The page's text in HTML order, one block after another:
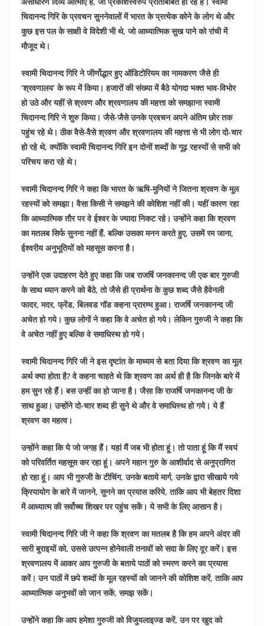
चिदानन्द गिरि के प्रवचन सुननेवालों में भारत के प्रत्येक कोने के लोग थे और
कुछ इस पल के साक्षी वे विदेशी भी थे, जो आध्यात्मिक सुख पाने को रांची में
मौजूद थे।
स्वामी चिदानन्द गिरि ने जीर्णोद्धार हुए ऑडिटोरियम का नामकरण जैसे ही
‘श्रवणालय’ के रूप में किया। हजारों की संख्या में बैठे योगदा भक्त भाव-विभोर
हो उठे और यहीं से श्रवण और श्रवणालय की महत्ता को समझाना स्वामी
चिदानन्द गिरि ने शुरु किया। जैसे-जैसे उनके प्रवचन अपने अंतिम छोर तक
पहुंच रहे थे। ठीक वैसे-वैसे श्रवण और श्रवणालय की महत्ता से भी लोग दो-चार
हो रहे थे, क्योंकि स्वामी चिदानन्द गिरि इन दोनों शब्दों के गूढ़ रहस्यों से सभी को
परिचय करा रहे थे।
स्वामी चिदानन्द गिरि ने कहा कि भारत के ऋषि-मुनियों ने जितना श्रवण के मूल
रहस्यों को समझा। वैसा किसी ने समझने की कोशिश नहीं की। यहीं कारण रहा
कि आध्यात्मिक तौर पर वे ईश्वर के ज्यादा निकट रहे। उन्होंने कहा कि श्रवण
का मतलब सिर्फ सुनना नहीं हैं, बल्कि उसका मनन करते हुए, उसमें रम जाना,
ईश्वरीय अनुभूतियों को महसूस करना है।
उन्होंने एक उदाहरण देते हुए कहा कि जब राजर्षि जनकानन्द जी एक बार गुरुजी
के साथ ध्यान करने को बैठे, तो जैसे ही प्रार्थना के कुछ शब्द जैसे हैवेनली
फादर, मदर, फ्रेंड, बिलवड गॉड कहना प्रारम्भ हुआ। राजर्षि जनकानन्द जी
अचेत हो गये। कुछ लोगों ने कहा कि वे अचेत हो गये। लेकिन गुरुजी ने कहा कि
वे अचेत नहीं हुए बल्कि वे समाधिस्थ हो गये।
स्वामी चिदानन्द गिरि जी ने इस दृष्टांत के माध्यम से बता दिया कि श्रवण का मूल
अर्थ क्या होता है? वे कहना चाहते थे कि श्रवण का अर्थ ही है कि जिनके बारे में
हम सुन रहे हैं। बस उन्हीं का हो जाना है। जैसा कि राजर्षि जनकानन्द जी के
साथ हुआ। उन्होंने दो-चार शब्द ही सुने थे और वे समाधिस्थ हो गये। ये हैं
श्रवण का महत्व।
उन्होंने कहा कि ये जो जगह हैं। यहां मैं जब भी होता हूं। तो पाता हूं कि मैं स्वयं
को परिवर्तित महसूस कर रहा हूं। अपने महान गुरु के आशीर्वाद से अनुप्राणित
हो रहा हूं। आप भी गुरुजी के टीचिंग, उनके बताये मार्ग, उनके द्वारा सीखाये गये
क्रियायोग के बारे में जानने, सुनने का प्रयास करिये, ताकि आप भी बेहतर दिशा
में आध्यात्म की सर्वोच्च शिखर पर पहुंच सकें। ये सभी के लिए आसान है।
स्वामी चिदानन्द गिरि जी ने कहा कि श्रवण का मतलब है कि हम अपने अंदर की
सारी बुराइयों को, उससे उत्पन्न होनेवाली तनावों को सदा के लिए दूर करें। इस
श्रवणालय में आकर आप गुरुजी के बताये पाठों को स्मरण करने का प्रयास
करें। उन पाठों में छपे शब्दों के मूल रहस्यों को जानने की कोशिश करें, ताकि आप
आध्यात्मिक अनुभवों को जान सकें, समझ सकें।
उन्होंने कहा कि आप हमेशा गुरुजी को विजुयलाइज्ड करें, उन पर खुद को